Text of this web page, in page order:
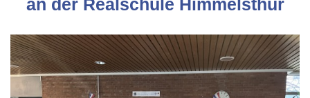
an der Realschule Himmelsthür